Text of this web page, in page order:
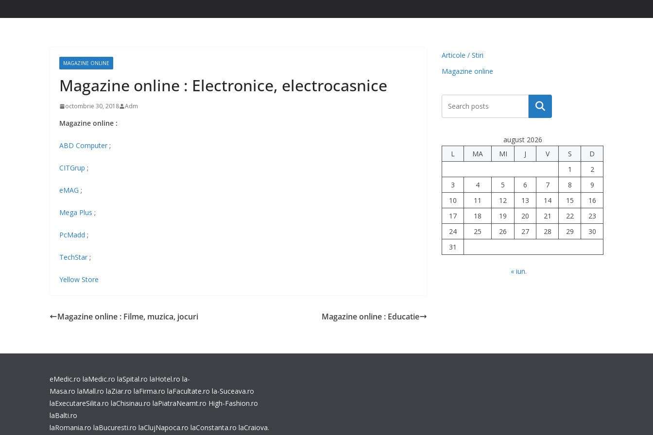
MAGAZINE ONLINE
Magazine online : Electronice, electrocasnice
octombrie 30, 2018 Adm
Magazine online :
ABD Computer ;
CITGrup ;
eMAG ;
Mega Plus ;
PcMadd ;
TechStar ;
Yellow Store
Magazine online : Filme, muzica, jocuri Magazine online : Educatie
Articole / Stiri
Magazine online
Caută
august 2026
L
MA MI J V S
D
1
2
3
4 5 6 7 8
9
10
11 12 13 14 15
16
17
18 19 20 21 22
23
24
25 26 27 28 29
30
31
« iun.
eMedic.ro laMedic.ro laSpital.ro laHotel.ro la-
Masa.ro laMall.ro laZiar.ro laFirma.ro laFacultate.ro la-Suceava.ro
laExecutareSilita.ro laChisinau.ro laPiatraNeamt.ro High-Fashion.ro
laBalti.ro
laRomania.ro laBucuresti.ro laClujNapoca.ro laConstanta.ro laCraiova.